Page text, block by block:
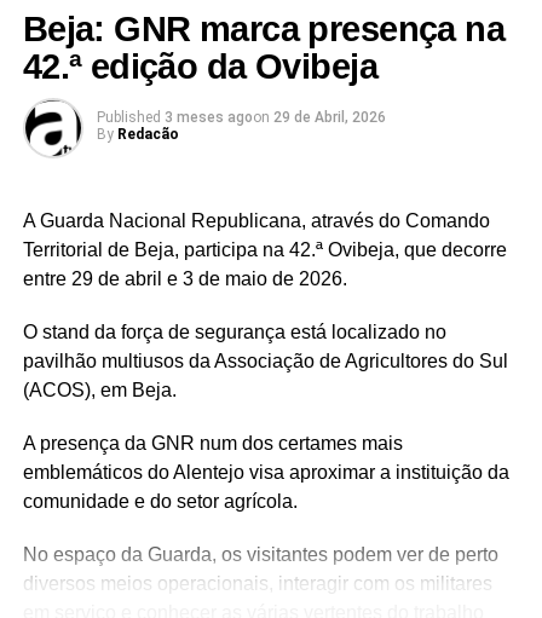
Facebook
Mastodon
EmailShare
Beja: GNR marca presença na
42.ª edição da Ovibeja
Published 3 meses agoon 29 de Abril, 2026
By Redacão
A Guarda Nacional Republicana, através do Comando
Territorial de Beja, participa na 42.ª Ovibeja, que decorre
entre 29 de abril e 3 de maio de 2026.
O stand da força de segurança está localizado no
pavilhão multiusos da Associação de Agricultores do Sul
(ACOS), em Beja.
A presença da GNR num dos certames mais
emblemáticos do Alentejo visa aproximar a instituição da
comunidade e do setor agrícola.
No espaço da Guarda, os visitantes podem ver de perto
diversos meios operacionais, interagir com os militares